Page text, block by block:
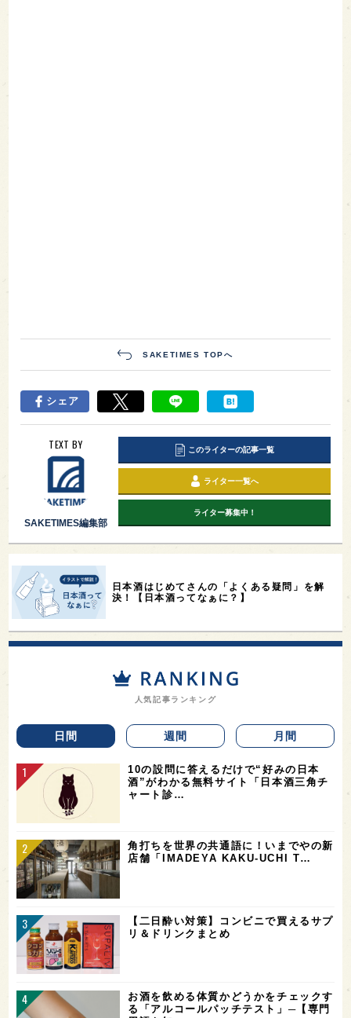
SAKETIMES TOPへ
シェア
TEXT BY
SAKETIMES編集部
このライターの記事一覧
ライター一覧へ
ライター募集中！
日本酒はじめてさんの「よくある疑問」を解
決！【日本酒ってなぁに？】
人気記事ランキング
日間 週間 月間
10の設問に答えるだけで“好みの日本
酒”がわかる無料サイト「日本酒三角チ
ャート診…
角打ちを世界の共通語に！いまでやの新
店舗「IMADEYA KAKU-UCHI T…
【二日酔い対策】コンビニで買えるサプ
リ＆ドリンクまとめ
お酒を飲める体質かどうかをチェックす
る「アルコールパッチテスト」─【専門